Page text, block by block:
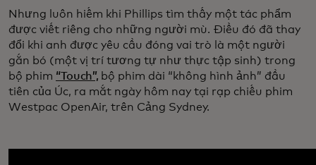
Nhưng luôn hiếm khi Phillips tìm thấy một tác phẩm
được viết riêng cho những người mù. Điều đó đã thay
đổi khi anh được yêu cầu đóng vai trò là một người
gắn bó (một vị trí tương tự như thực tập sinh) trong
bộ phim “Touch”, bộ phim dài “không hình ảnh” đầu
tiên của Úc, ra mắt ngày hôm nay tại rạp chiếu phim
Westpac OpenAir, trên Cảng Sydney.